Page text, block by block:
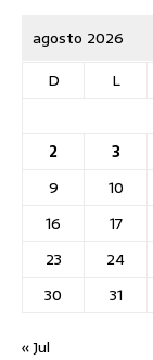
agosto 2026
D
L
2
3
9
10
16
17
23
24
30
31
« Jul